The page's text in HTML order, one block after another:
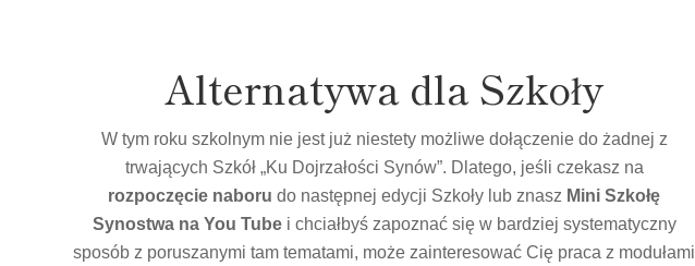
Alternatywa dla Szkoły
W tym roku szkolnym nie jest już niestety możliwe dołączenie do żadnej z
trwających Szkół „Ku Dojrzałości Synów”. Dlatego, jeśli czekasz na
rozpoczęcie naboru do następnej edycji Szkoły lub znasz Mini Szkołę
Synostwa na You Tubei chciałbyś zapoznać się w bardziej systematyczny
sposób z poruszanymi tam tematami, może zainteresować Cię praca z modułami